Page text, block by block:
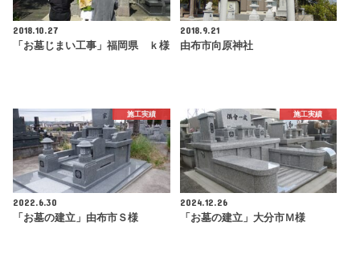
2018.10.27
「お墓じまい工事」福岡県 ｋ様
2018.9.21
由布市向原神社
施工実績
2022.6.30
「お墓の建立」由布市Ｓ様
施工実績
2024.12.26
「お墓の建立」大分市Ｍ様